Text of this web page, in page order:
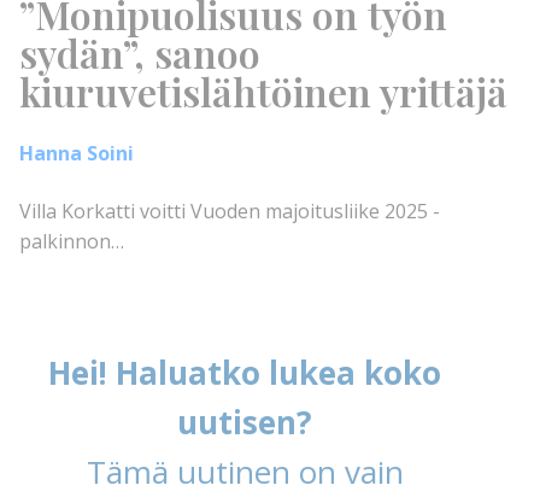
”Monipuolisuus on työn
sydän”, sanoo
kiuruvetislähtöinen yrittäjä
Hanna Soini
Villa Korkatti voitti Vuoden majoitusliike 2025 -
palkinnon…
Hei! Haluatko lukea koko
uutisen?
Tämä uutinen on vain